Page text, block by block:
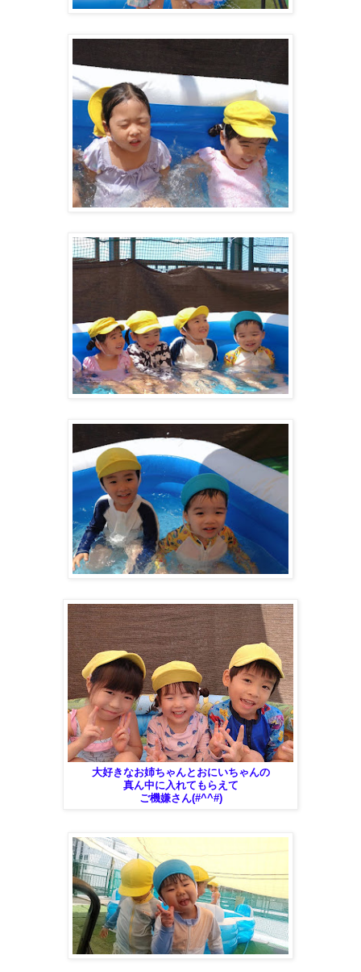
大好きなお姉ちゃんとおにいちゃんの
真ん中に入れてもらえて
ご機嫌さん(#^^#)